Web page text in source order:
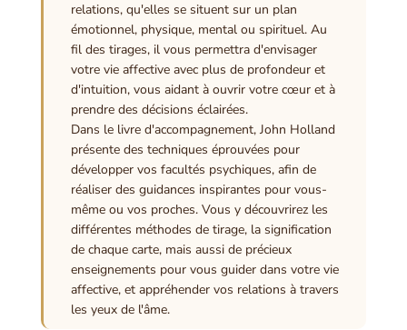
relations, qu'elles se situent sur un plan
émotionnel, physique, mental ou spirituel. Au
fil des tirages, il vous permettra d'envisager
votre vie affective avec plus de profondeur et
d'intuition, vous aidant à ouvrir votre cœur et à
prendre des décisions éclairées.
Dans le livre d'accompagnement, John Holland
présente des techniques éprouvées pour
développer vos facultés psychiques, afin de
réaliser des guidances inspirantes pour vous-
même ou vos proches. Vous y découvrirez les
différentes méthodes de tirage, la signification
de chaque carte, mais aussi de précieux
enseignements pour vous guider dans votre vie
affective, et appréhender vos relations à travers
les yeux de l'âme.